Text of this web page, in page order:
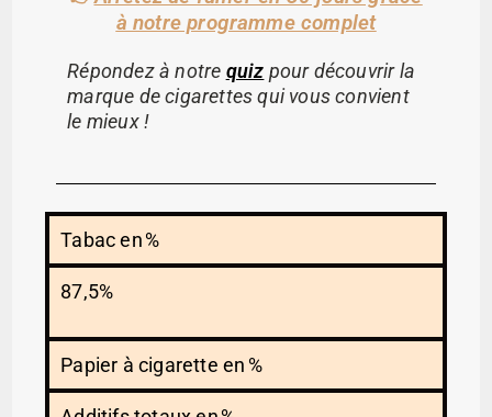
à notre programme complet
Répondez à notre quiz pour découvrir la
marque de cigarettes qui vous convient
le mieux !
Tabac en %
87,5%
Papier à cigarette en %